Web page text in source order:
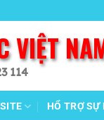
VIỆT
114
HỔ TRỢ SỰ